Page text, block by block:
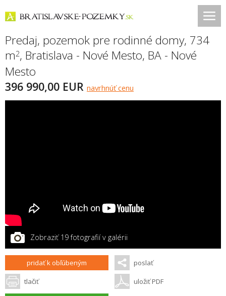
Predaj, pozemok pre rodinné domy, 734
m2, Bratislava - Nové Mesto, BA - Nové
Mesto
396 990,00 EUR navrhnúť cenu
Zobraziť 19 fotografií v galérii
pridať k obľúbeným poslať
tlačiť uložiť PDF